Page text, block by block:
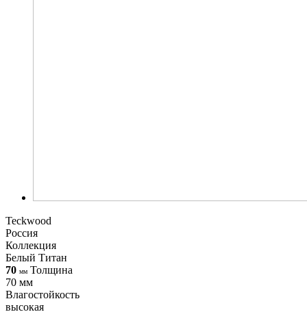
Teckwood
Россия
Коллекция
Белый Титан
70 мм Толщина
70 мм
Влагостойкость
высокая